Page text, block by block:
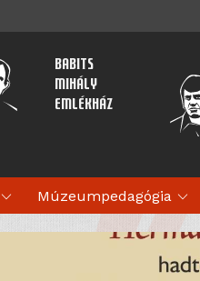
Babits
Mihály
Emlékház
expand_more Múzeumpedagógia expand_more